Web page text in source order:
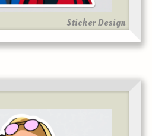
Sticker Design